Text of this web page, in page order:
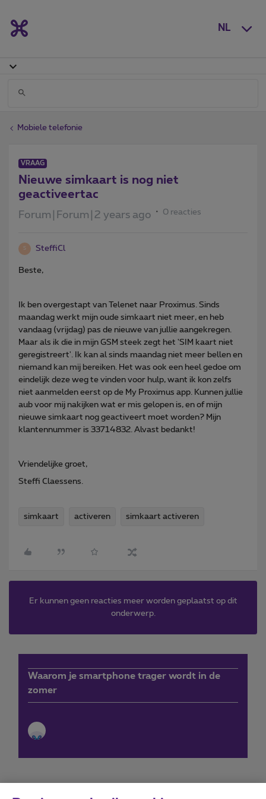
NL
Mobiele telefonie
VRAAG
Nieuwe simkaart is nog niet
geactiveertac
Forum|Forum|2 years ago 0 reacties
S SteffiCl
Beste,
Ik ben overgestapt van Telenet naar Proximus. Sinds
maandag werkt mijn oude simkaart niet meer, en heb
vandaag (vrijdag) pas de nieuwe van jullie aangekregen.
Maar als ik die in mijn GSM steek zegt het 'SIM kaart niet
geregistreert'. Ik kan al sinds maandag niet meer bellen en
niemand kan mij bereiken. Het was ook een heel gedoe om
eindelijk deze weg te vinden voor hulp, want ik kon zelfs
niet aanmelden eerst op de My Proximus app. Kunnen jullie
aub voor mij nakijken wat er mis gelopen is, en of mijn
nieuwe simkaart nog geactiveert moet worden? Mijn
klantennummer is 33714832. Alvast bedankt!
Vriendelijke groet,
Steffi Claessens.
simkaart activeren simkaart activeren
Er kunnen geen reacties meer worden geplaatst op dit
onderwerp.
Waarom je smartphone trager wordt in de
zomer